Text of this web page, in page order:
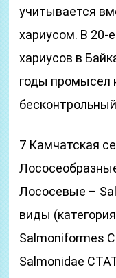
учитывается
хариусом. В 20-
хариусов в
годы промысел
7 Камчатская
Лососевые –
виды
Salmoniformes
Salmonidae